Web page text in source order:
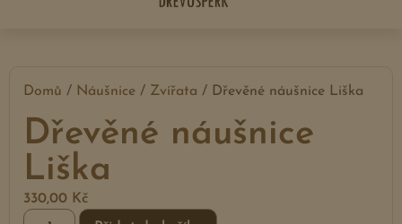
Domů / Náušnice / Zvířata / Dřevěné náušnice Liška
Dřevěné náušnice
Liška
330,00 Kč